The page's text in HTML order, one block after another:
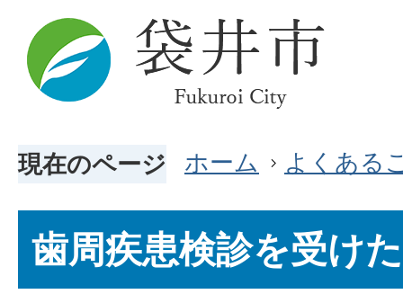
現在のページ ホーム よくある
歯周疾患検診を受け